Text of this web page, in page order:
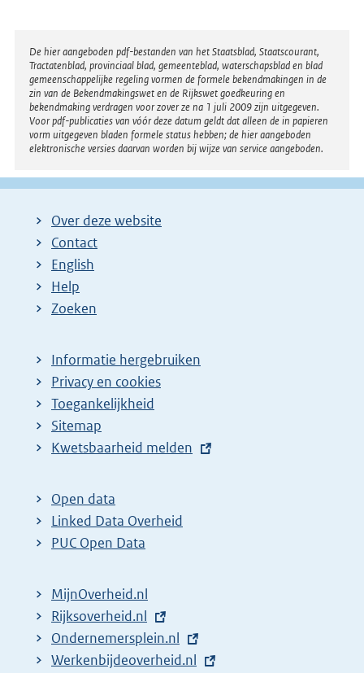
Disclaimer
De hier aangeboden pdf-bestanden van het Staatsblad, Staatscourant,
Tractatenblad, provinciaal blad, gemeenteblad, waterschapsblad en blad
gemeenschappelijke regeling vormen de formele bekendmakingen in de
zin van de Bekendmakingswet en de Rijkswet goedkeuring en
bekendmaking verdragen voor zover ze na 1 juli 2009 zijn uitgegeven.
Voor pdf-publicaties van vóór deze datum geldt dat alleen de in papieren
vorm uitgegeven bladen formele status hebben; de hier aangeboden
elektronische versies daarvan worden bij wijze van service aangeboden.
Over deze website
Contact
English
Help
Zoeken
Informatie hergebruiken
Privacy en cookies
Toegankelijkheid
Sitemap
E
t
e
r
l
i
n
k
Kwetsbaarheid melden
Open data
Linked Data Overheid
PUC Open Data
MijnOverheid.nl
E
x
t
Rijksoverheid.nl
E
x
Ondernemersplein.nl
E
Werkenbijdeoverheid.nl